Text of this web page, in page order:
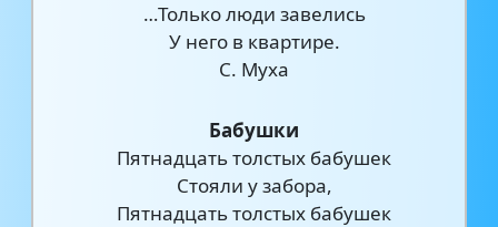
…Только люди завелись
У него в квартире.
С. Муха
Бабушки
Пятнадцать толстых бабушек
Стояли у забора,
Пятнадцать толстых бабушек